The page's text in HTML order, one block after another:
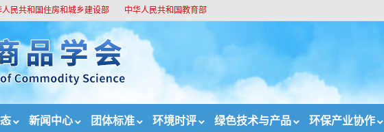
人民共和国住房和城乡建设部 中华人民共和国教育部
新闻中心 团体标准 环境时评 绿色技术与产品 环保产业协作